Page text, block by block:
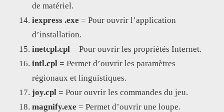
de matériel.
iexpress .exe = Pour ouvrir l’application
d’installation.
inetcpl.cpl = Pour ouvrir les propriétés Internet.
intl.cpl = Permet d’ouvrir les paramètres
régionaux et linguistiques.
joy.cpl = Pour ouvrir les commandes du jeu.
magnify.exe = Permet d’ouvrir une loupe.